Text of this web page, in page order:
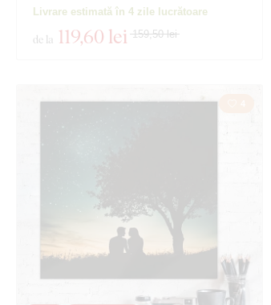
Livrare estimată în 4 zile lucrătoare
de la 119,60 lei 159,50 lei